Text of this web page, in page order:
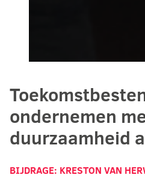
ondernemen
duurzaamheid
BIJDRAGE: KRESTON VAN